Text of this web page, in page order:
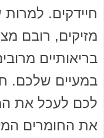
חיידקים.
מזיקים, רובם
בריאותיים
במעיים שלכם.
לכם לעכל את
את החומרים